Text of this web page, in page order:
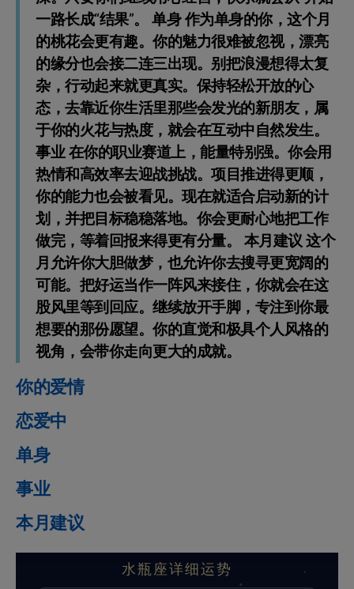
一路长成“结果”。 单身 作为单身的你，这个月
的桃花会更有趣。你的魅力很难被忽视，漂亮
的缘分也会接二连三出现。别把浪漫想得太复
杂，行动起来就更真实。保持轻松开放的心
态，去靠近你生活里那些会发光的新朋友，属
于你的火花与热度，就会在互动中自然发生。
事业 在你的职业赛道上，能量特别强。你会用
热情和高效率去迎战挑战。项目推进得更顺，
你的能力也会被看见。现在就适合启动新的计
划，并把目标稳稳落地。你会更耐心地把工作
做完，等着回报来得更有分量。 本月建议 这个
月允许你大胆做梦，也允许你去搜寻更宽阔的
可能。把好运当作一阵风来接住，你就会在这
股风里等到回应。继续放开手脚，专注到你最
想要的那份愿望。你的直觉和极具个人风格的
视角，会带你走向更大的成就。
你的爱情
恋爱中
单身
事业
本月建议
水瓶座详细运势